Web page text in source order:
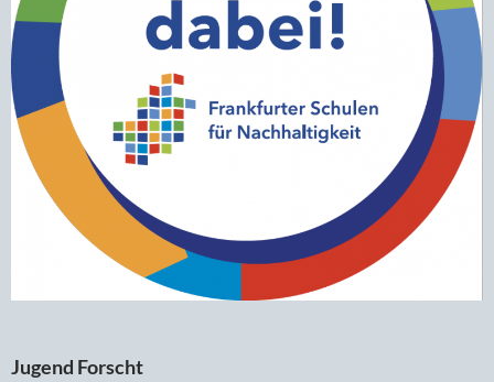
Jugend Forscht